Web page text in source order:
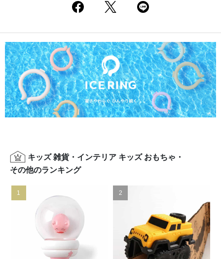
キッズ 雑貨・インテリア キッズ おもちゃ・
その他のランキング
1 2